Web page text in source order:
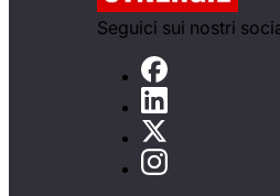
Seguici sui nostri